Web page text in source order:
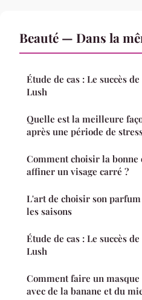
Beauté — Dans la
Étude de cas : Le succès
Lush
Quelle est la meilleure
après une période de
Comment choisir la bonne
affiner un visage carré ?
L'art de choisir son
les saisons
Étude de cas : Le succès
Lush
Comment faire un
avec de la banane et du